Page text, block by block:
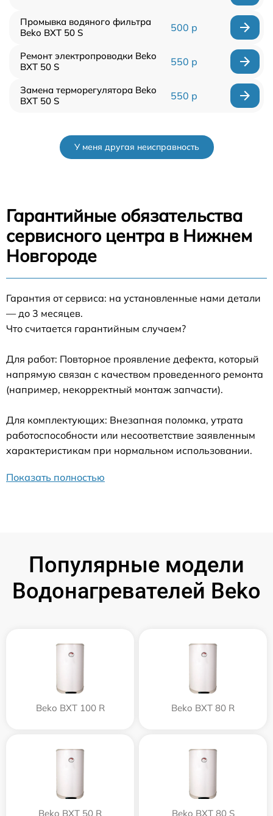
Промывка водяного фильтра
Beko BXT 50 S
500 р
Ремонт электропроводки Beko
BXT 50 S
550 р
Замена терморегулятора Beko
BXT 50 S
550 р
У меня другая неисправность
Гарантийные обязательства
сервисного центра в Нижнем
Новгороде
Гарантия от сервиса: на установленные нами детали
— до 3 месяцев.
Что считается гарантийным случаем?
Для работ: Повторное проявление дефекта, который
напрямую связан с качеством проведенного ремонта
(например, некорректный монтаж запчасти).
Для комплектующих: Внезапная поломка, утрата
работоспособности или несоответствие заявленным
характеристикам при нормальном использовании.
Показать полностью
Популярные модели
Водонагревателей Beko
Beko BXT 100 R Beko BXT 80 R
Beko BXT 50 R Beko BXT 80 S